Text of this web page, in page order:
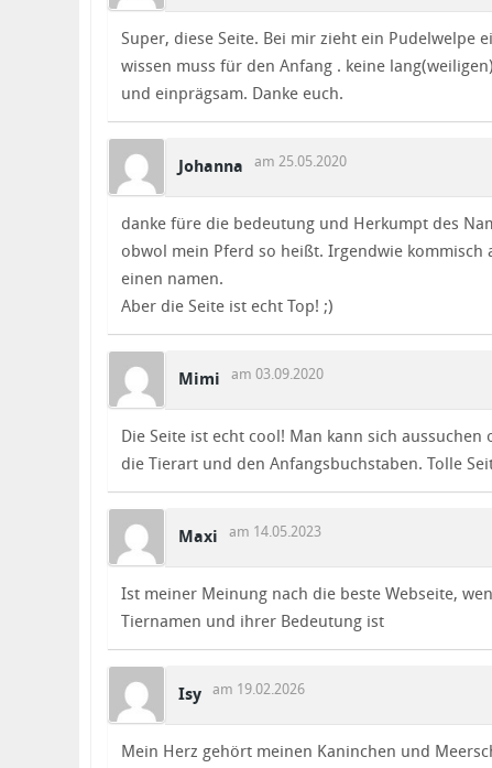
Super, diese Seite. Bei mir zieht ein Pudelwelpe
wissen muss für den Anfang . keine
und einprägsam. Danke euch.
Johanna am 25.05.2020
danke füre die bedeutung und Herkumpt des
obwol mein Pferd so heißt. Irgendwie kommisch
einen namen.
Aber die Seite ist echt Top! ;)
Mimi am 03.09.2020
Die Seite ist echt cool! Man kann sich
die Tierart und den Anfangsbuchstaben. Tolle
Maxi am 14.05.2023
Ist meiner Meinung nach die beste Webseite,
Tiernamen und ihrer Bedeutung ist
Isy am 19.02.2026
Mein Herz gehört meinen Kaninchen und